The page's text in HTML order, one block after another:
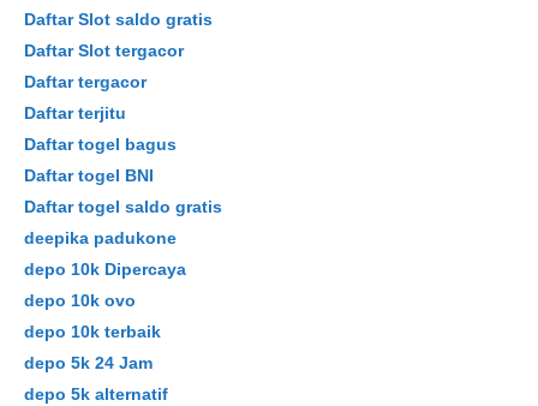
Daftar Slot saldo gratis
Daftar Slot tergacor
Daftar tergacor
Daftar terjitu
Daftar togel bagus
Daftar togel BNI
Daftar togel saldo gratis
deepika padukone
depo 10k Dipercaya
depo 10k ovo
depo 10k terbaik
depo 5k 24 Jam
depo 5k alternatif